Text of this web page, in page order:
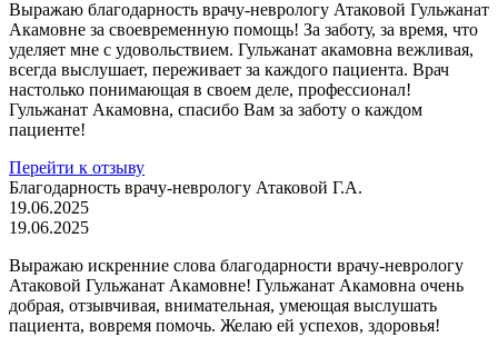
Выражаю благодарность врачу-неврологу Атаковой Гульжанат
Акамовне за своевременную помощь! За заботу, за время, что
уделяет мне с удовольствием. Гульжанат акамовна вежливая,
всегда выслушает, переживает за каждого пациента. Врач
настолько понимающая в своем деле, профессионал!
Гульжанат Акамовна, спасибо Вам за заботу о каждом
пациенте!
Перейти к отзыву
Благодарность врачу-неврологу Атаковой Г.А.
19.06.2025
19.06.2025
Выражаю искренние слова благодарности врачу-неврологу
Атаковой Гульжанат Акамовне! Гульжанат Акамовна очень
добрая, отзывчивая, внимательная, умеющая выслушать
пациента, вовремя помочь. Желаю ей успехов, здоровья!